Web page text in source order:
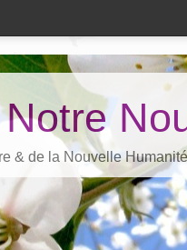
& de la Nouvelle Humanité